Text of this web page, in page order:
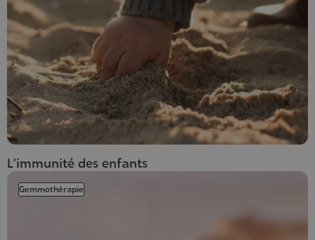
L’immunité des enfants
Gemmothérapie